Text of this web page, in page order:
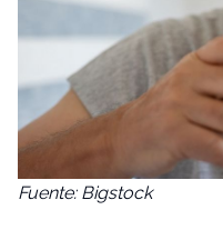
Fuente: Bigstock